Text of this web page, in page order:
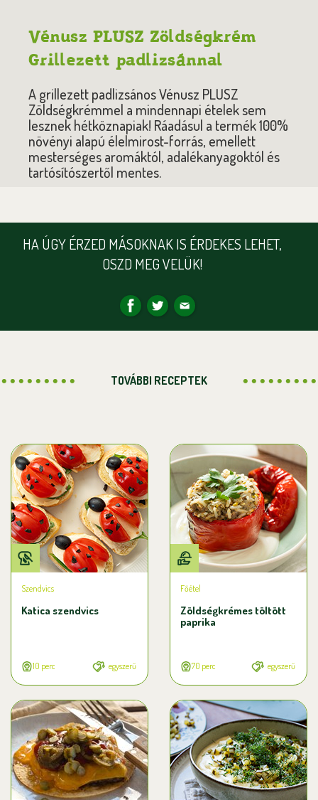
Vénusz PLUSZ Zöldségkrém
Grillezett padlizsánnal
A grillezett padlizsános Vénusz PLUSZ
Zöldségkrémmel a mindennapi ételek sem
lesznek hétköznapiak! Ráadásul a termék 100%
növényi alapú élelmirost-forrás, emellett
mesterséges aromáktól, adalékanyagoktól és
tartósítószertől mentes.
HA ÚGY ÉRZED MÁSOKNAK IS ÉRDEKES LEHET,
OSZD MEG VELÜK!
TOVÁBBI RECEPTEK
Szendvics
Katica szendvics
10 perc egyszerű
Főétel
Zöldségkrémes töltött
paprika
70 perc egyszerű